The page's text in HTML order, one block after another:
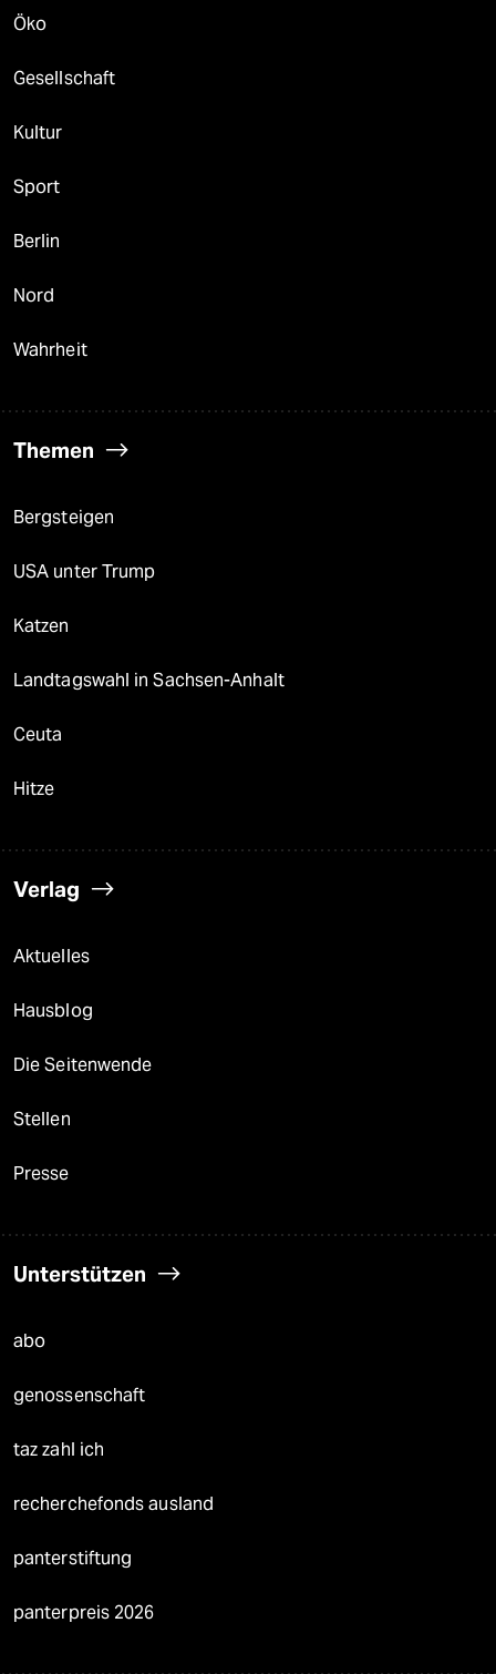
Öko
Gesellschaft
Kultur
Sport
Berlin
Nord
Wahrheit
Themen
Bergsteigen
USA unter Trump
Katzen
Landtagswahl in Sachsen-Anhalt
Ceuta
Hitze
Verlag
Aktuelles
Hausblog
Die Seitenwende
Stellen
Presse
Unterstützen
abo
genossenschaft
taz zahl ich
recherchefonds ausland
panterstiftung
panterpreis 2026